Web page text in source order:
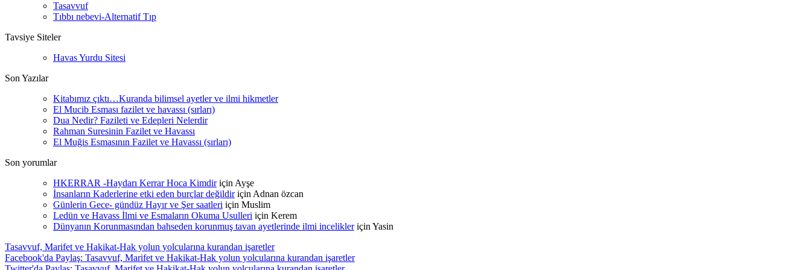
Tasavvuf
Tıbbı nebevi-Alternatif Tıp
Tavsiye Siteler
Havas Yurdu Sitesi
Son Yazılar
Kitabımız çıktı…Kuranda bilimsel ayetler ve ilmi hikmetler
El Mucib Esması fazilet ve havassı (sırları)
Dua Nedir? Fazileti ve Edepleri Nelerdir
Rahman Suresinin Fazilet ve Havassı
El Muğis Esmasının Fazilet ve Havassı (sırları)
Son yorumlar
HKERRAR -Haydarı Kerrar Hoca Kimdiriçin Ayşe
İnsanların Kaderlerine etki eden burçlar değildiriçin Adnan özcan
Günlerin Gece- gündüz Hayır ve Şer saatleri için Muslim
Ledün ve Havass İlmi ve Esmaların Okuma Usulleri için Kerem
Dünyanın Korunmasından bahseden korunmuş tavan ayetlerinde ilmi incelikleriçin Yasin
Tasavvuf, Marifet ve Hakikat-Hak yolun yolcularına kurandan işaretler
Facebook'da Paylaş: Tasavvuf, Marifet ve Hakikat-Hak yolun yolcularına kurandan işaretler